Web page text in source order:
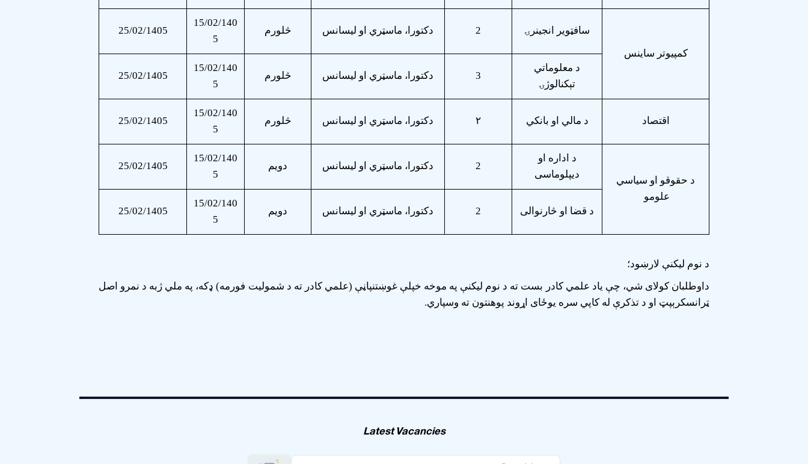
کمپیوتر ساینس
سافټویر انجینرۍ 2 دکتورا، ماسټري او لیسانس څلورم
15/02/140
5
25/02/1405
د معلوماتي
تېکنالوژۍ
3 دکتورا، ماسټري او لیسانس څلورم
15/02/140
5
25/02/1405
اقتصاد د مالي او بانکي ۲ دکتورا، ماسټري او لیسانس څلورم
15/02/140
5
25/02/1405
د حقوقو او سیاسي
علومو
د اداره او
ديپلوماسی
2 دکتورا، ماسټري او لیسانس دويم
15/02/140
5
25/02/1405
د قضا او څارنوالی 2 دکتورا، ماسټري او لیسانس دويم
15/02/140
5
25/02/1405
د نوم لیکنې لارښود؛
داوطلبان کولای شي، چې یاد علمي کادر بست ته د نوم لیکنې په موخه خپلې غوښتنپاڼې (علمي کادر ته د شمولیت فورمه) ډکه، په ملي ژبه د نمرو اصل
ټرانسکرېپټ او د تذکرې له کاپي سره یوځای اړوند پوهنتون ته وسپاري.
Latest Vacancies